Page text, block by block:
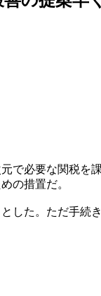
で必要な関税
の措置だ。
た。ただ手続